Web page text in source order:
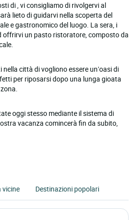
di , vi consigliamo di rivolgervi al
lieto di guidarvi nella scoperta del
e gastronomico del luogo. La sera, i
offrirvi un pasto ristoratore, composto da
città di vogliono essere un’oasi di
per riposarsi dopo una lunga gioata
oggi stesso mediante il sistema di
vacanza comincerà fin da subito,
vicine Destinazioni popolari